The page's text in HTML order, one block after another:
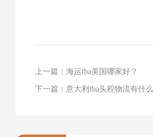
上一篇：海运fba美国哪家好？
下一篇：意大利fba头程物流有什